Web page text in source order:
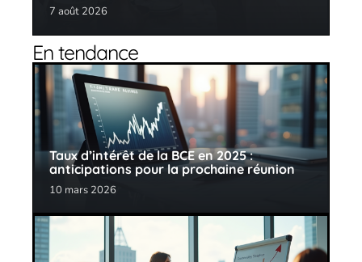
7 août 2026
En tendance
Taux d’intérêt de la BCE en 2025 :
anticipations pour la prochaine réunion
10 mars 2026